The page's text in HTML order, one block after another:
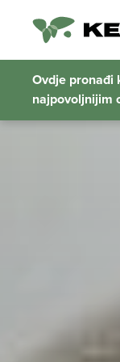
Ovdje pronađi
najpovoljnijim